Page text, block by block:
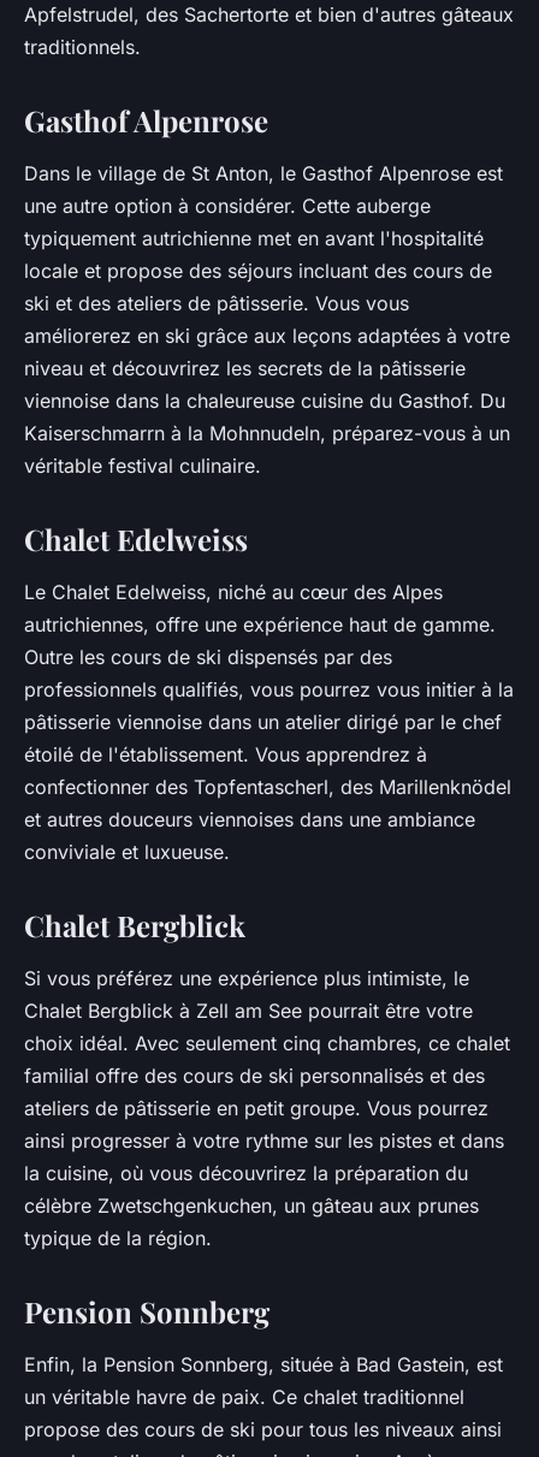
Apfelstrudel, des Sachertorte et bien d'autres gâteaux
traditionnels.
Gasthof Alpenrose
Dans le village de St Anton, le Gasthof Alpenrose est
une autre option à considérer. Cette auberge
typiquement autrichienne met en avant l'hospitalité
locale et propose des séjours incluant des cours de
ski et des ateliers de pâtisserie. Vous vous
améliorerez en ski grâce aux leçons adaptées à votre
niveau et découvrirez les secrets de la pâtisserie
viennoise dans la chaleureuse cuisine du Gasthof. Du
Kaiserschmarrn à la Mohnnudeln, préparez-vous à un
véritable festival culinaire.
Chalet Edelweiss
Le Chalet Edelweiss, niché au cœur des Alpes
autrichiennes, offre une expérience haut de gamme.
Outre les cours de ski dispensés par des
professionnels qualifiés, vous pourrez vous initier à la
pâtisserie viennoise dans un atelier dirigé par le chef
étoilé de l'établissement. Vous apprendrez à
confectionner des Topfentascherl, des Marillenknödel
et autres douceurs viennoises dans une ambiance
conviviale et luxueuse.
Chalet Bergblick
Si vous préférez une expérience plus intimiste, le
Chalet Bergblick à Zell am See pourrait être votre
choix idéal. Avec seulement cinq chambres, ce chalet
familial offre des cours de ski personnalisés et des
ateliers de pâtisserie en petit groupe. Vous pourrez
ainsi progresser à votre rythme sur les pistes et dans
la cuisine, où vous découvrirez la préparation du
célèbre Zwetschgenkuchen, un gâteau aux prunes
typique de la région.
Pension Sonnberg
Enfin, la Pension Sonnberg, située à Bad Gastein, est
un véritable havre de paix. Ce chalet traditionnel
propose des cours de ski pour tous les niveaux ainsi